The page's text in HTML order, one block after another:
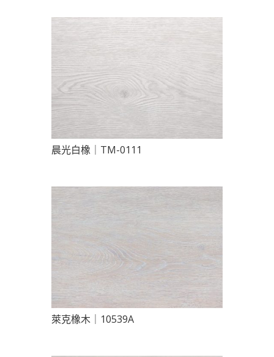
晨光白橡｜TM-0111
萊克橡木｜10539A